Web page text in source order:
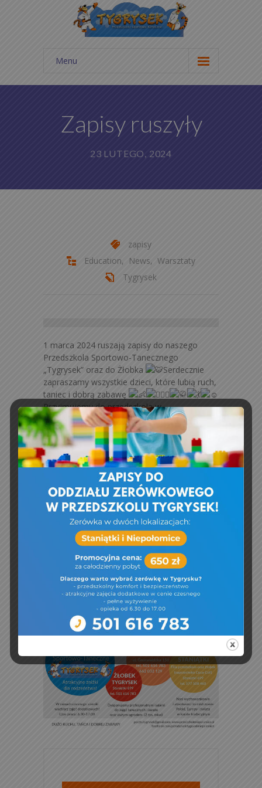
Menu
Start
Galeria zdjęć
Zapisy ruszyły
23 LUTEGO, 2024
zapisy
Education, News, Warsztaty
Tygrysek
1 marca 2024 ruszają zapisy do naszego
Przedszkola Sportowo-Tanecznego
„Tygrysek” oraz do Żłobka
Serdecznie
zapraszamy wszystkie dzieci, które lubią ruch,
taniec i dobrą zabawę
Przyjmujemy do przedszkola w
Niepołomicach (ul. Grunwaldzka 15d) oraz w
Staniątkach, gdzie mieści się również nasz
Żłobek (naprzeciwko Coca-Coli). Działamy już
ponad 13 lat. Posiadamy wieloletnie
doświadczenie w pracy z dziećmi oraz
sprawdzoną kadrę pedagogiczną. Absolwenci
naszego przedszkola to mistrzowie Polski,
Europy i świata w karate tradycyjnym
Dysponujemy profesjonalnymi salami do
zajęć tanecznych i karate oraz dużym
ogrodem (2 tys. m2) z placem zabaw
Szczegóły dotyczące zapisów znajdują się na
http://www.przedszkoleniepolomice.pl/